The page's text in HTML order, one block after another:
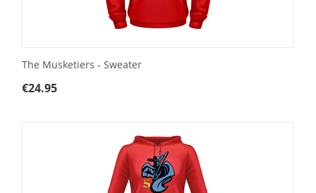
The Musketiers - Sweater
€24.95